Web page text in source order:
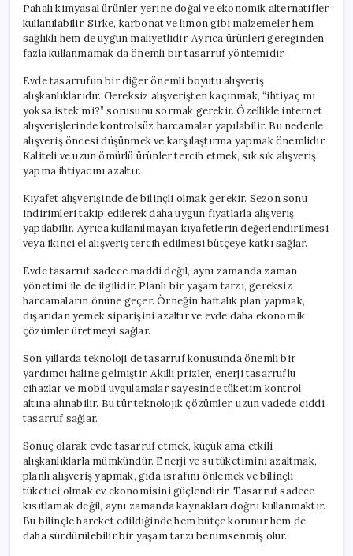
Pahalı kimyasal ürünler yerine doğal ve ekonomik alternatifler
kullanılabilir. Sirke, karbonat ve limon gibi malzemeler hem
sağlıklı hem de uygun maliyetlidir. Ayrıca ürünleri gereğinden
fazla kullanmamak da önemli bir tasarruf yöntemidir.
Evde tasarrufun bir diğer önemli boyutu alışveriş
alışkanlıklarıdır. Gereksiz alışverişten kaçınmak, “ihtiyaç mı
yoksa istek mi?” sorusunu sormak gerekir. Özellikle internet
alışverişlerinde kontrolsüz harcamalar yapılabilir. Bu nedenle
alışveriş öncesi düşünmek ve karşılaştırma yapmak önemlidir.
Kaliteli ve uzun ömürlü ürünler tercih etmek, sık sık alışveriş
yapma ihtiyacını azaltır.
Kıyafet alışverişinde de bilinçli olmak gerekir. Sezon sonu
indirimleri takip edilerek daha uygun fiyatlarla alışveriş
yapılabilir. Ayrıca kullanılmayan kıyafetlerin değerlendirilmesi
veya ikinci el alışveriş tercih edilmesi bütçeye katkı sağlar.
Evde tasarruf sadece maddi değil, aynı zamanda zaman
yönetimi ile de ilgilidir. Planlı bir yaşam tarzı, gereksiz
harcamaların önüne geçer. Örneğin haftalık plan yapmak,
dışarıdan yemek siparişini azaltır ve evde daha ekonomik
çözümler üretmeyi sağlar.
Son yıllarda teknoloji de tasarruf konusunda önemli bir
yardımcı haline gelmiştir. Akıllı prizler, enerji tasarruflu
cihazlar ve mobil uygulamalar sayesinde tüketim kontrol
altına alınabilir. Bu tür teknolojik çözümler, uzun vadede ciddi
tasarruf sağlar.
Sonuç olarak evde tasarruf etmek, küçük ama etkili
alışkanlıklarla mümkündür. Enerji ve su tüketimini azaltmak,
planlı alışveriş yapmak, gıda israfını önlemek ve bilinçli
tüketici olmak ev ekonomisini güçlendirir. Tasarruf sadece
kısıtlamak değil, aynı zamanda kaynakları doğru kullanmaktır.
Bu bilinçle hareket edildiğinde hem bütçe korunur hem de
daha sürdürülebilir bir yaşam tarzı benimsenmiş olur.